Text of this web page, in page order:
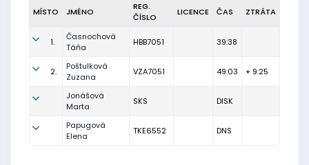
MÍSTO JMÉNO
REG.
ČÍSLO
LICENCE ČAS ZTRÁTA
1.
Časnochová
Táňa
HBB7051 39:38
2.
Poštulková
Zuzana
VZA7051 49:03 + 9:25
Jonášová
Marta
SKS DISK
Papugová
Elena
TKE6552 DNS